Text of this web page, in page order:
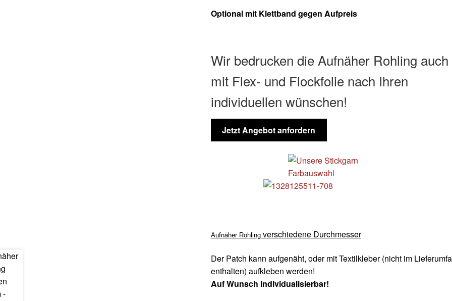
Optional mit Klettband gegen Aufpreis
Wir bedrucken die Aufnäher Rohling auch
mit Flex- und Flockfolie nach Ihren
individuellen wünschen!
Jetzt Angebot anfordern
Aufnäher Rohlingverschiedene Durchmesser
Der Patch kann aufgenäht, oder mit Textilkleber (nicht im
enthalten) aufkleben werden!
Auf Wunsch Individualisierbar!